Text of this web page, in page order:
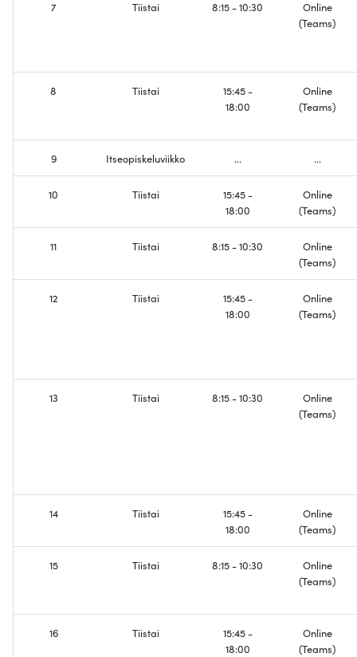
Border Gateway Protocol
Tehdään verkosta Dual-
Opintojaksopalaute
7 Tiistai 8:15 - 10:30
Online
(Teams)
8 Tiistai
15:45 -
18:00
Online
(Teams)
9 Itseopiskeluviikko ... ...
10 Tiistai
15:45 -
18:00
Online
(Teams)
11 Tiistai 8:15 - 10:30
Online
(Teams)
12 Tiistai
15:45 -
18:00
Online
(Teams)
13 Tiistai 8:15 - 10:30
Online
(Teams)
14 Tiistai
15:45 -
18:00
Online
(Teams)
15 Tiistai 8:15 - 10:30
Online
(Teams)
16 Tiistai
15:45 -
18:00
Online
(Teams)